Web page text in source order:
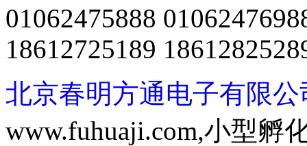
01062475888
18612725189
北京春明方通电子有限公
www.fuhuaji.com,小型孵